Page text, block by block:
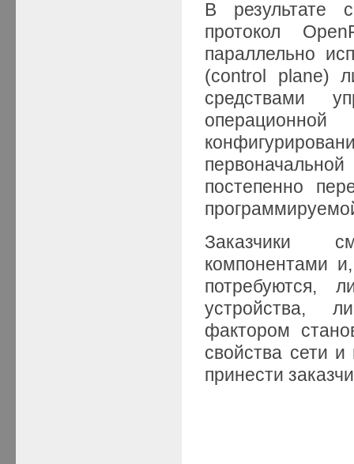
В результате
протокол
параллельно
(control plane)
средствами
постепенно
Заказчики
компонентами
потребуются,
устройства,
фактором
свойства сети
принести